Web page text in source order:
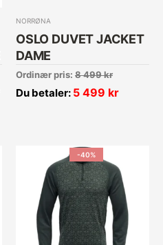
NORRØNA
OSLO DUVET JACKET
DAME
Ordinær pris: 8 499kr
Du betaler: 5 499 kr
-40%